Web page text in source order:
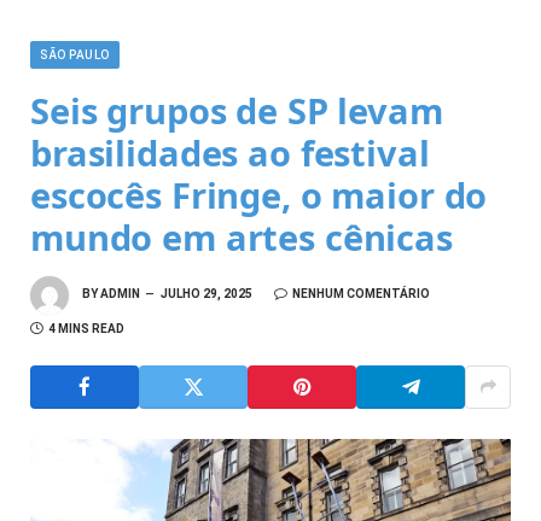
SÃO PAULO
Seis grupos de SP levam
brasilidades ao festival
escocês Fringe, o maior do
mundo em artes cênicas
BYADMIN JULHO 29, 2025 NENHUM COMENTÁRIO
4 MINS READ